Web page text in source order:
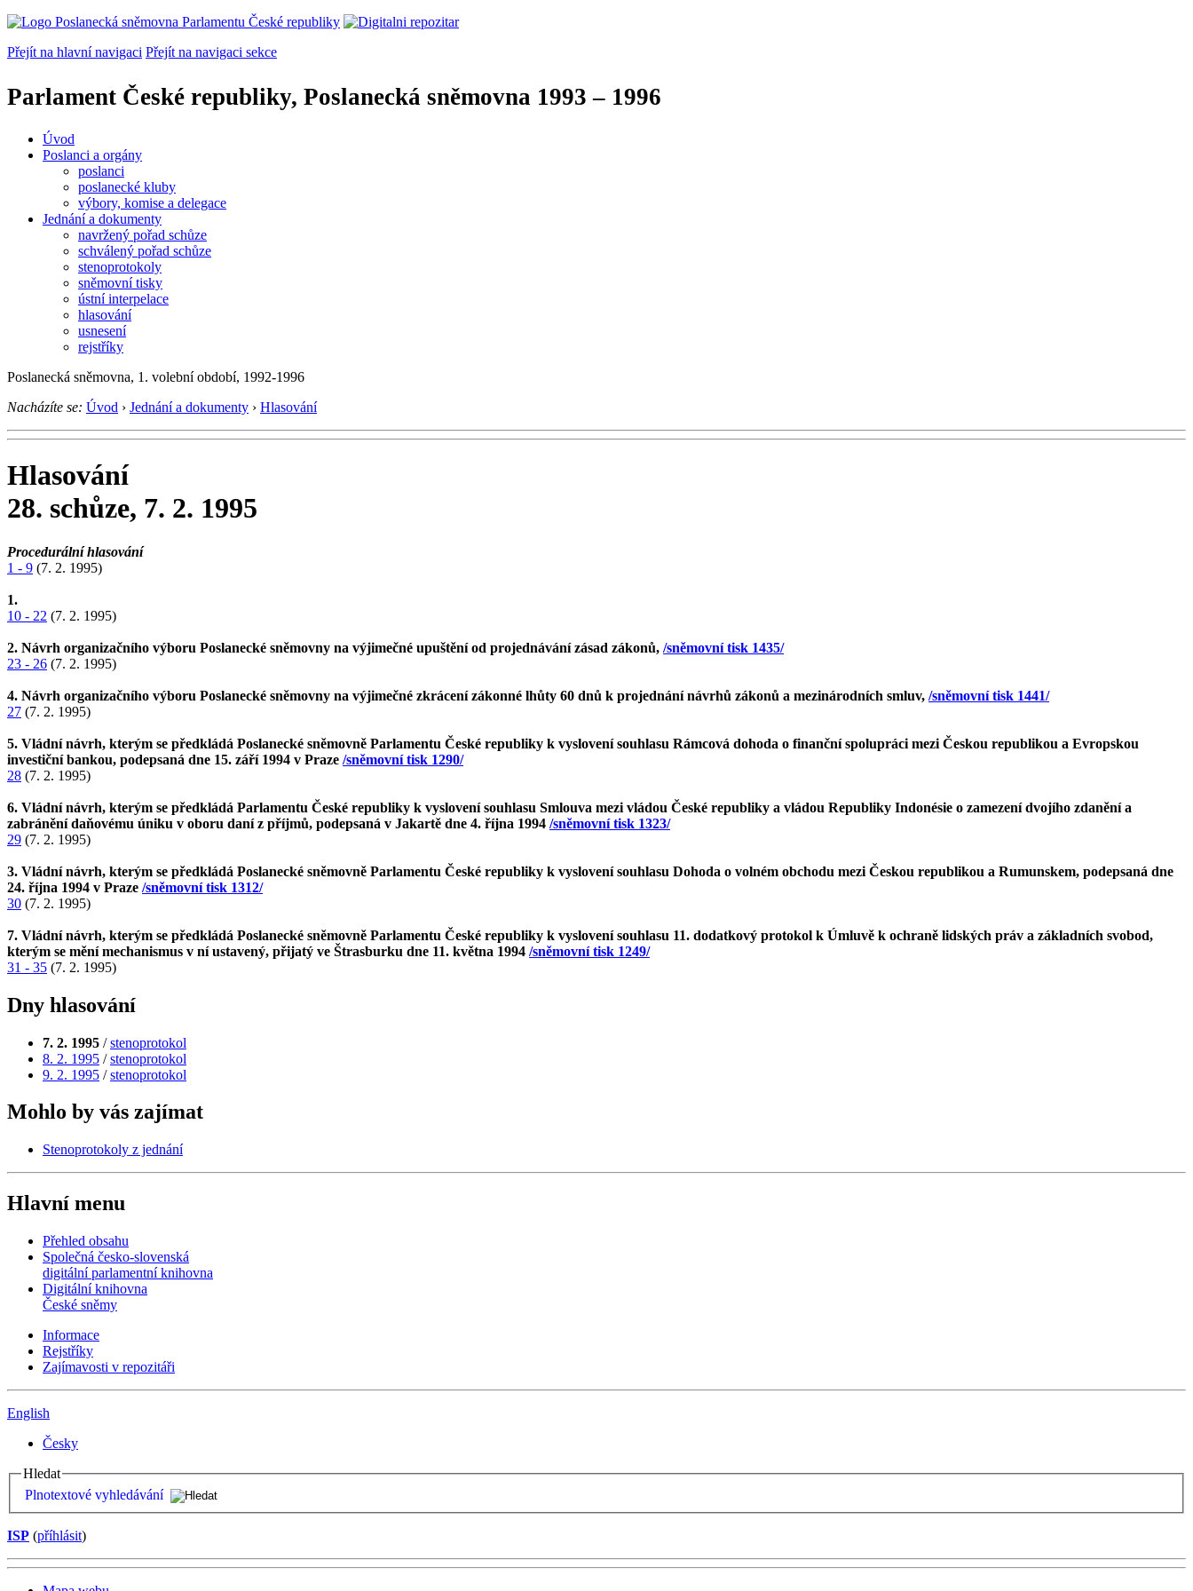
Přejít na hlavní navigaci Přejít na navigaci sekce
Parlament České republiky, Poslanecká sněmovna 1993 – 1996
Úvod
Poslanci a orgány
poslanci
poslanecké kluby
výbory, komise a delegace
Jednání a dokumenty
navržený pořad schůze
schválený pořad schůze
stenoprotokoly
sněmovní tisky
ústní interpelace
hlasování
usnesení
rejstříky
Poslanecká sněmovna, 1. volební období, 1992-1996
Nacházíte se: Úvod › Jednání a dokumenty › Hlasování
Hlasování
28. schůze, 7. 2. 1995
Procedurální hlasování
1 - 9 (7. 2. 1995)
1.
10 - 22 (7. 2. 1995)
2. Návrh organizačního výboru Poslanecké sněmovny na výjimečné upuštění od projednávání zásad zákonů, /sněmovní tisk 1435/
23 - 26 (7. 2. 1995)
4. Návrh organizačního výboru Poslanecké sněmovny na výjimečné zkrácení zákonné lhůty 60 dnů k projednání návrhů zákonů a mezinárodních smluv, /sněmovní tisk 1441/
27 (7. 2. 1995)
5. Vládní návrh, kterým se předkládá Poslanecké sněmovně Parlamentu České republiky k vyslovení souhlasu Rámcová dohoda o finanční spolupráci mezi Českou republikou a Evropskou
investiční bankou, podepsaná dne 15. září 1994 v Praze /sněmovní tisk 1290/
28 (7. 2. 1995)
6. Vládní návrh, kterým se předkládá Parlamentu České republiky k vyslovení souhlasu Smlouva mezi vládou České republiky a vládou Republiky Indonésie o zamezení dvojího zdanění a
zabránění daňovému úniku v oboru daní z příjmů, podepsaná v Jakartě dne 4. října 1994 /sněmovní tisk 1323/
29 (7. 2. 1995)
3. Vládní návrh, kterým se předkládá Poslanecké sněmovně Parlamentu České republiky k vyslovení souhlasu Dohoda o volném obchodu mezi Českou republikou a Rumunskem, podepsaná dne
24. října 1994 v Praze /sněmovní tisk 1312/
30 (7. 2. 1995)
7. Vládní návrh, kterým se předkládá Poslanecké sněmovně Parlamentu České republiky k vyslovení souhlasu 11. dodatkový protokol k Úmluvě k ochraně lidských práv a základních svobod,
kterým se mění mechanismus v ní ustavený, přijatý ve Štrasburku dne 11. května 1994 /sněmovní tisk 1249/
31 - 35 (7. 2. 1995)
Dny hlasování
7. 2. 1995 /stenoprotokol
8. 2. 1995 /stenoprotokol
9. 2. 1995 /stenoprotokol
Mohlo by vás zajímat
Stenoprotokoly z jednání
Hlavní menu
Přehled obsahu
Společná česko-slovenská
digitální parlamentní knihovna
Digitální knihovna
České sněmy
Informace
Rejstříky
Zajímavosti v repozitáři
English
Česky
Hledat
Plnotextové vyhledávání
ISP (příhlásit)